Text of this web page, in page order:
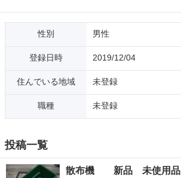
性別 男性
登録日時 2019/12/04
住んでいる地域 未登録
職種 未登録
投稿一覧
散布機 新品 未使用品